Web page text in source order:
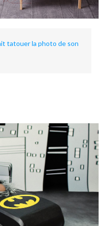
tatouer la photo de son